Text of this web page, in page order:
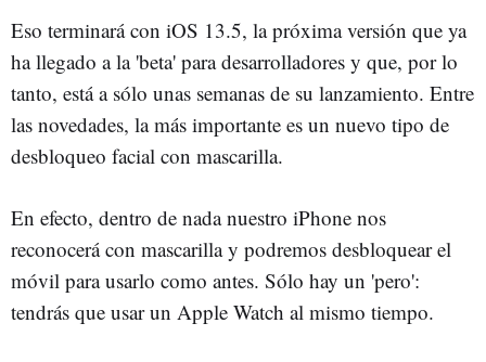
Eso terminará con iOS 13.5, la próxima versión que ya
ha llegado a la 'beta' para desarrolladores y que, por lo
tanto, está a sólo unas semanas de su lanzamiento. Entre
las novedades, la más importante es un nuevo tipo de
desbloqueo facial con mascarilla.
En efecto, dentro de nada nuestro iPhone nos
reconocerá con mascarilla y podremos desbloquear el
móvil para usarlo como antes. Sólo hay un 'pero':
tendrás que usar un Apple Watch al mismo tiempo.